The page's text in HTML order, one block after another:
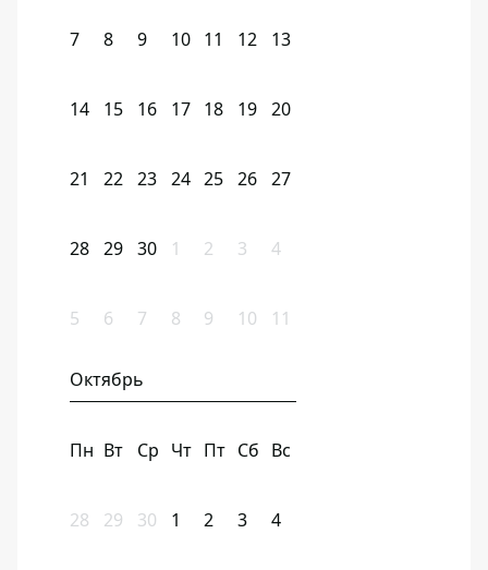
7 8 9 10 11 12 13
14 15 16 17 18 19 20
21 22 23 24 25 26 27
28 29 30 1 2 3 4
5 6 7 8 9 10 11
Октябрь
Пн Вт Ср Чт Пт Сб Вс
28 29 30 1 2 3 4